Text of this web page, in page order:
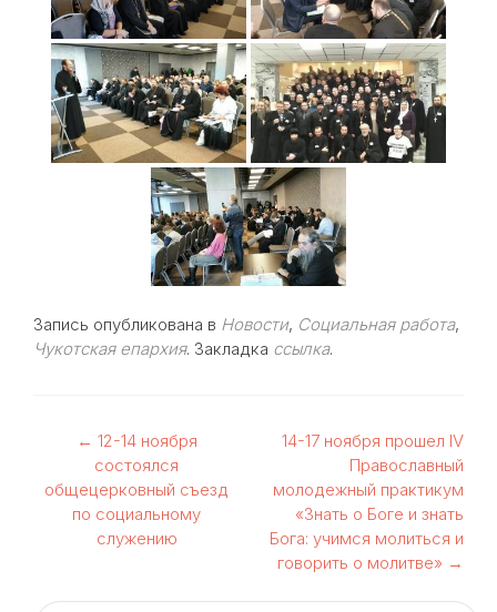
Запись опубликована в Новости, Социальная работа,
Чукотская епархия. Закладка ссылка.
Навигация
по
записям
← 12-14 ноября
состоялся
общецерковный съезд
по социальному
служению
14-17 ноября прошел IV
Православный
молодежный практикум
«Знать о Боге и знать
Бога: учимся молиться и
говорить о молитве» →